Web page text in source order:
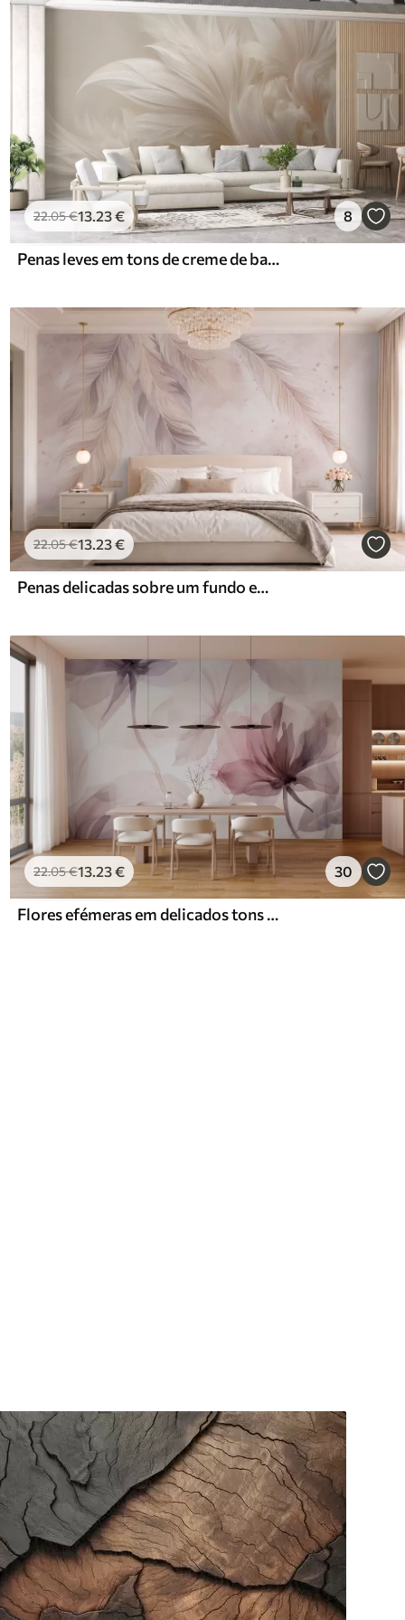
22.05€13.23€ 8
Penas leves em tons de creme de baunilha
22.05€13.23€
Penas delicadas sobre um fundo em aguarela de tons pastel
22.05€13.23€ 30
Flores efémeras em delicados tons pastel